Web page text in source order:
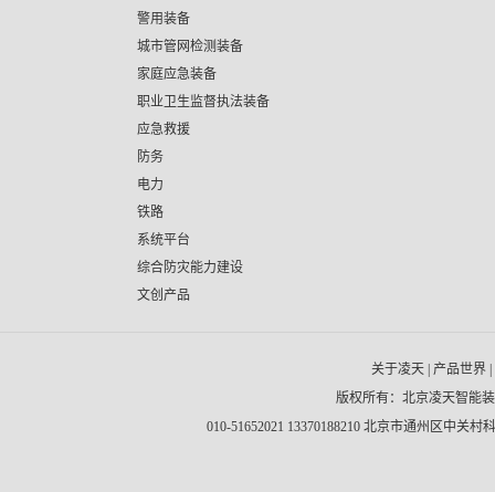
警用装备
城市管网检测装备
家庭应急装备
职业卫生监督执法装备
应急救援
防务
电力
铁路
系统平台
综合防灾能力建设
文创产品
关于凌天 产品世界
版权所有：北京凌天智能
010-51652021 13370188210 北京市通州区中关